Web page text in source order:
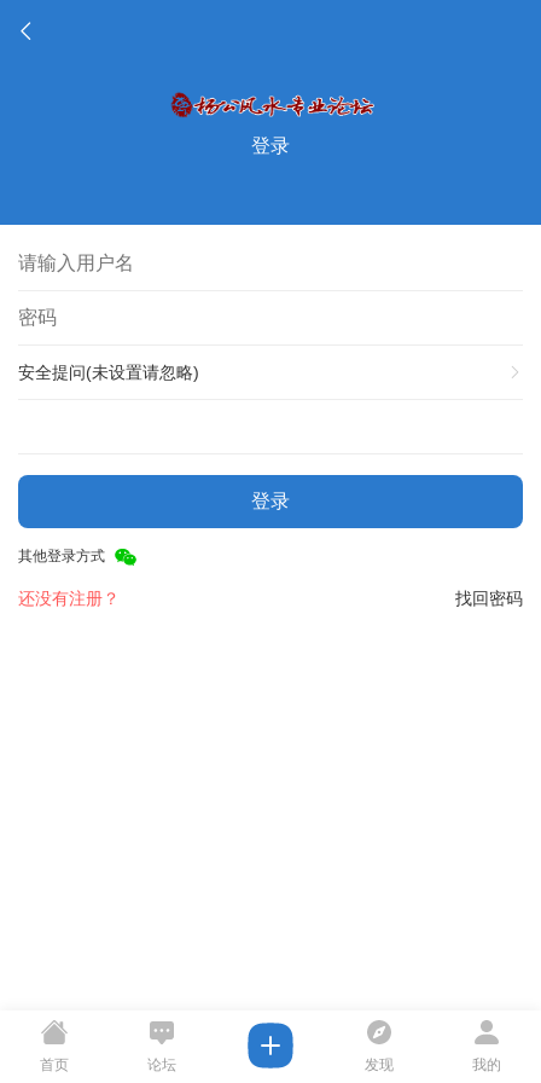
登录
安全提问(未设置请忽略)
登录
其他登录方式
找回密码
还没有注册？
首页 论坛 发现 我的